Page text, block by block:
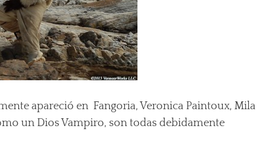
apareció en Fangoria, Veronica Paintoux, Mila
un Dios Vampiro, son todas debidamente